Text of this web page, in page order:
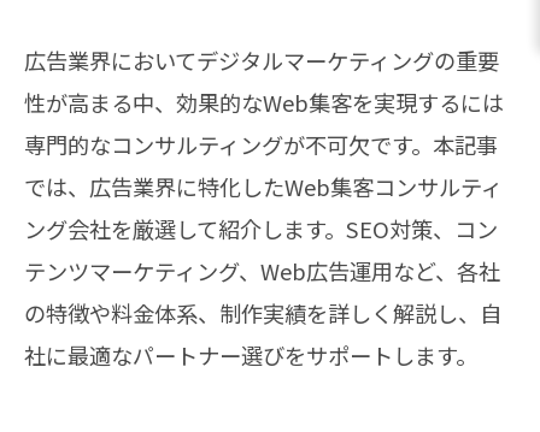
広告業界においてデジタルマーケティングの重要
性が高まる中、効果的なWeb集客を実現するには
専門的なコンサルティングが不可欠です。本記事
では、広告業界に特化したWeb集客コンサルティ
ング会社を厳選して紹介します。SEO対策、コン
テンツマーケティング、Web広告運用など、各社
の特徴や料金体系、制作実績を詳しく解説し、自
社に最適なパートナー選びをサポートします。